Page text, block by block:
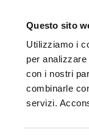
Questo sito
Utilizziamo i
per
con i nostri
combinarle
servizi.
États-Unis>